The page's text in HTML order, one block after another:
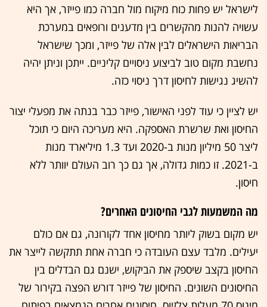
לישראל יש פחות כוח מיקוח מול חברה כמו פייזר, אך היא
עשויה להנות מהקשרים בין מדענים ורופאים במערכת
הבריאות הישראלים לבין אלה של פייזר, ומכך שישראל
נחשבת מקום טוב לביצוע ניסויים קליניים. ייתכן וניתן יהיה
להשיג נגישות לחיסון דרך ניסוי כזה.
יש לציין כי עוד לפני האישור, פייזר כבר בנתה את מפעלי יצור
החיסון ואת שרשרת האספקה. היא מעריכה היום כי תוכל
ליצר 50 מיליון מנות ב-2020 ועד 1.3 מיליארד מנות
ב-2021. זו כמות גדולה, אך גם כך רוב העולם יוותר ללא
חיסון.
מה המשמעות לגבי החיסונים האחרים?
יש מקום בשוק ליותר מחיסון אחד לקורונה, גם אם כולם
יעילים. מלבד עצם העובדה כי חברה אחת תתקשה לייצר את
החיסון בקצב שיספק את הביקוש, ישנם גם הבדלים בין
החיסונים השונים. החיסון של פייזר דורש הפצה בקירור של